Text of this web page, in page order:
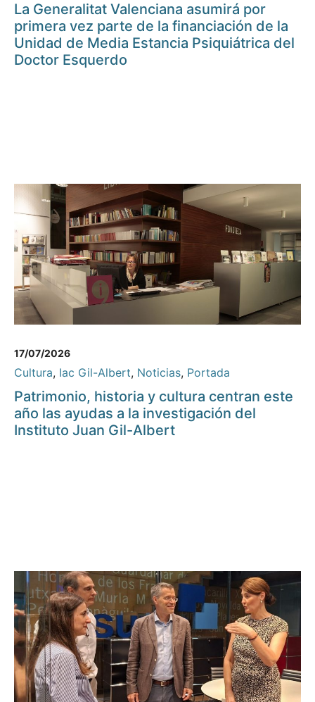
La Generalitat Valenciana asumirá por
primera vez parte de la financiación de la
Unidad de Media Estancia Psiquiátrica del
Doctor Esquerdo
17/07/2026
Cultura, Iac Gil-Albert, Noticias, Portada
Patrimonio, historia y cultura centran este
año las ayudas a la investigación del
Instituto Juan Gil-Albert